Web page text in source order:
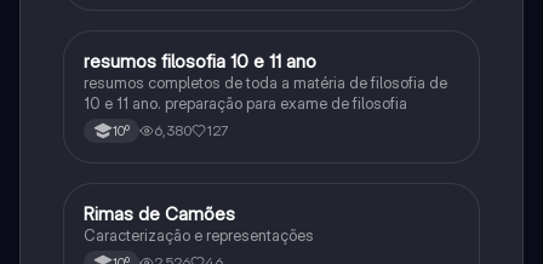
Filosofia
resumos filosofia 10 e 11 ano
resumos completos de toda a matéria de filosofia de
10 e 11 ano. preparação para exame de filosofia
10º 6,380 127
Português
Rimas de Camões
Caracterização e representações